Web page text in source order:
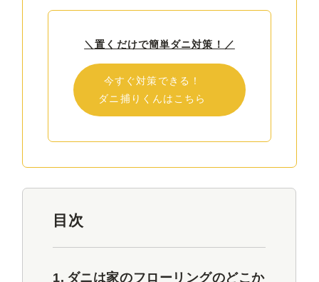
＼置くだけで簡単ダニ対策！／
今すぐ対策できる！
ダニ捕りくんはこちら
目次
ダニは家のフローリングのどこか